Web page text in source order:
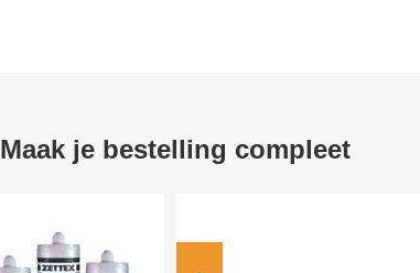
Maak je bestelling compleet